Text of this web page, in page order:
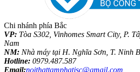
Chi nhánh phía Bắc
VP: Tòa S302, Vinhomes Smart City, P.
Nam
NM: Nhà máy tại H. Nghĩa Sơn, T. Ninh
Hotline: 0979.487.587
Email:noithattamphatjsc@gmail.com